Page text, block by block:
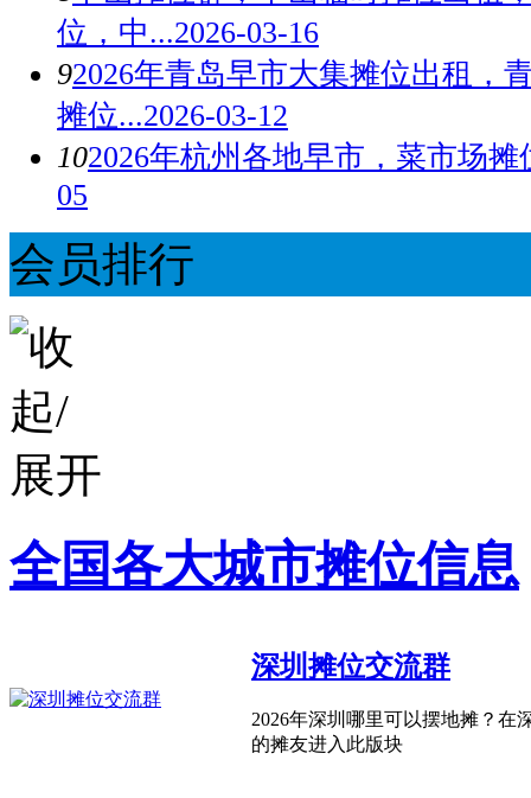
位，中...2026-03-16
92026年青岛早市大集摊位出租，
摊位...2026-03-12
102026年杭州各地早市，菜市场摊
05
会员排行
全国各大城市摊位信息
深圳摊位交流群
2026年深圳哪里可以摆地摊？在
的摊友进入此版块